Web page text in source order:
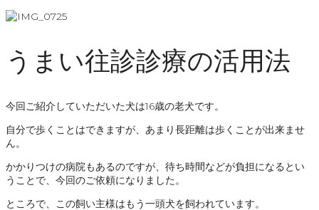
うまい往診診療の活用法
今回ご紹介していただいた犬は16歳の老犬です。
自分で歩くことはできますが、あまり長距離は歩くことが出来ませ
ん。
かかりつけの病院もあるのですが、待ち時間などが負担になるとい
うことで、今回のご依頼になりました。
ところで、この飼い主様はもう一頭犬を飼われています。